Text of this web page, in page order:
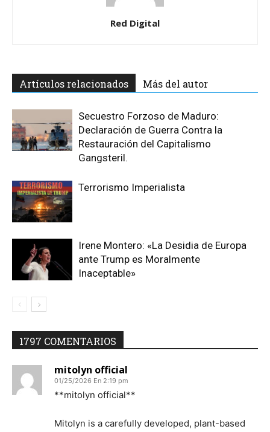
Red Digital
Artículos relacionados Más del autor
Secuestro Forzoso de Maduro:
Declaración de Guerra Contra la
Restauración del Capitalismo
Gangsteril.
Terrorismo Imperialista
Irene Montero: «La Desidia de Europa
ante Trump es Moralmente
Inaceptable»
1797 COMENTARIOS
mitolyn official
01/25/2026 En 2:19 pm
**mitolyn official**
Mitolyn is a carefully developed, plant-based